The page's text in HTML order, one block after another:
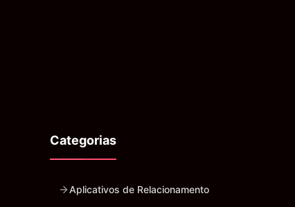
Categorias
Aplicativos de Relacionamento